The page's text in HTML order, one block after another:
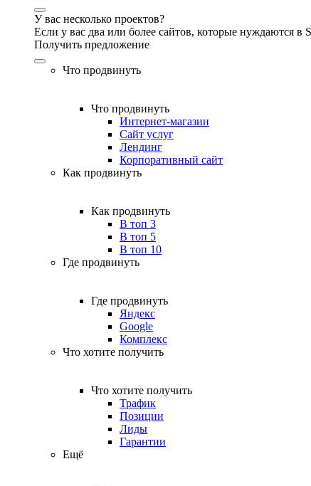
У вас несколько проектов?
Если у вас два или более сайтов, которые нуждаются
Получить предложение
Что продвинуть
Что продвинуть
Интернет-магазин
Сайт услуг
Лендинг
Корпоративный сайт
Как продвинуть
Как продвинуть
В топ 3
В топ 5
В топ 10
Где продвинуть
Где продвинуть
Яндекс
Google
Комплекс
Что хотите получить
Что хотите получить
Трафик
Позиции
Лиды
Гарантии
Ещё